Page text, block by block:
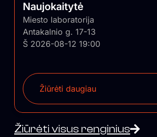
Naujokaitytė
Miesto laboratorija
Antakalnio g. 17-13
Š 2026-08-12 19:00
Žiūrėti daugiau
Žiūrėti visus renginius